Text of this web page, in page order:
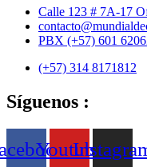
contenido
Calle 123 # 7A-17
PBX (+57) 601
(+57) 314 8171812
Síguenos :
Youtube